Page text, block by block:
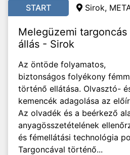
START Sirok,
Melegüzemi targoncás
állás - Sirok
Az öntöde folyamatos,
biztonságos folyékony
történő ellátása. Olvasztó-
kemencék adagolása az
Az olvadék és a beérkező
anyagösszetételének
és fémellátási technológia
Targoncával történő...